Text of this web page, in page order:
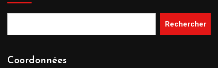
Rechercher
Coordonnées